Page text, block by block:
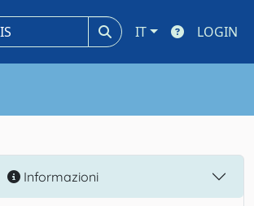
IT LOGIN
Informazioni